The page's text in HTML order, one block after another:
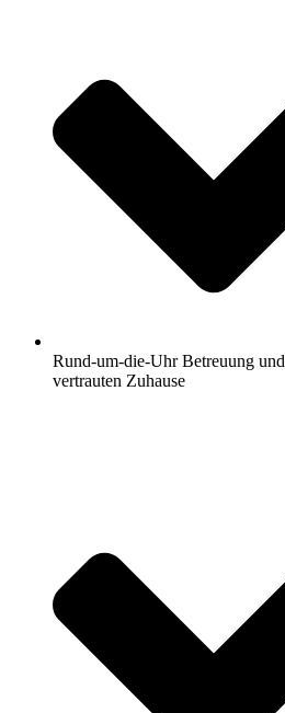
Rund-um-die-Uhr Betreuung
vertrauten Zuhause